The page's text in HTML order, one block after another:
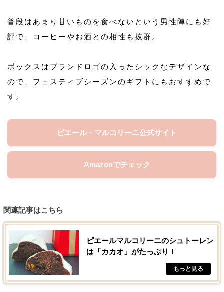
普段はあまり甘いものを食べないという男性陣にも好
評で、コーヒーやお酒との相性も抜群。
ボックスはブランドロゴの入ったシックなデザインな
ので、フェスティブシーズンのギフトにもおすすめで
す。
ピエール・マルコリーニ公式サイト
Amazonでチェック
関連記事はこちら
ピエールマルコリーニのシュトーレン
は「カカオ」がたっぷり！